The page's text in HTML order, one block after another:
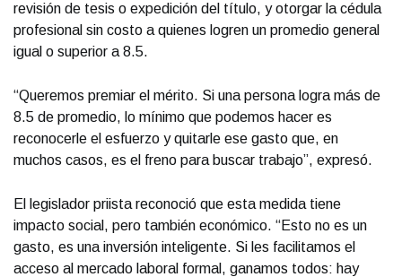
revisión de tesis o expedición del título, y otorgar la cédula
profesional sin costo a quienes logren un promedio general
igual o superior a 8.5.
“Queremos premiar el mérito. Si una persona logra más de
8.5 de promedio, lo mínimo que podemos hacer es
reconocerle el esfuerzo y quitarle ese gasto que, en
muchos casos, es el freno para buscar trabajo”, expresó.
El legislador priista reconoció que esta medida tiene
impacto social, pero también económico. “Esto no es un
gasto, es una inversión inteligente. Si les facilitamos el
acceso al mercado laboral formal, ganamos todos: hay